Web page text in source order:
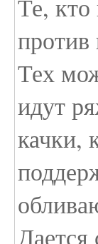
Те, кто
против
Тех
идут
качки,
Дается